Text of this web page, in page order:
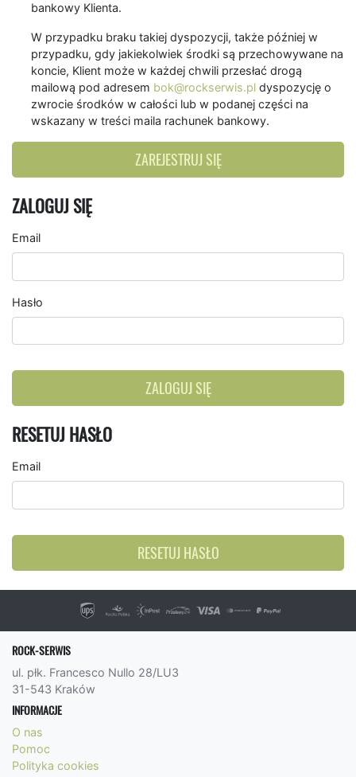
bankowy Klienta.
W przypadku braku takiej dyspozycji, także później w
przypadku, gdy jakiekolwiek środki są przechowywane na
koncie, Klient może w każdej chwili przesłać drogą
mailową pod adresem bok@rockserwis.pl dyspozycję o
zwrocie środków w całości lub w podanej części na
wskazany w treści maila rachunek bankowy.
ZAREJESTRUJ SIĘ
ZALOGUJ SIĘ
Email
Hasło
ZALOGUJ SIĘ
RESETUJ HASŁO
Email
RESETUJ HASŁO
ROCK-SERWIS
ul. płk. Francesco Nullo 28/LU3
31-543 Kraków
INFORMACJE
O nas
Pomoc
Polityka cookies